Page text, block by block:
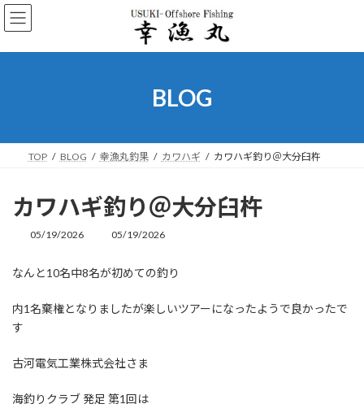
コ
ン
ン
ナ
ビ
ー
BLOG
TOP BLOG 幸漁丸釣果 カワハギ カワハギ釣り＠大分臼杵
カワハギ釣り＠大分臼杵
05/19/2026
最
更
新
時
05/19/2026
なんと10名中8名が初めての釣り
内1名棄権となりましたが楽しいツアーになったようで良かったで
す
古河電気工業株式会社さま
海釣りクラブ 発足 第1回は